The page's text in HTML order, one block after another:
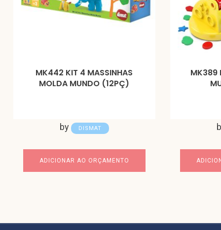
MK442 KIT 4 MASSINHAS
MOLDA MUNDO (12PÇ)
by DISMAT
ADICIONAR AO ORÇAMENTO
MK389